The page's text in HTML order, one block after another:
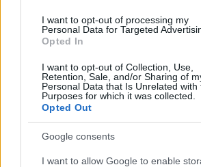
I want to opt-out of processing my
Personal Data for Targeted
Opted In
I want to opt-out of Collection, Use,
Retention, Sale, and/or Sharing of
Personal Data that Is Unrelated with
Purposes for which it was collected.
Opted Out
Google consents
I want to allow Google to enable